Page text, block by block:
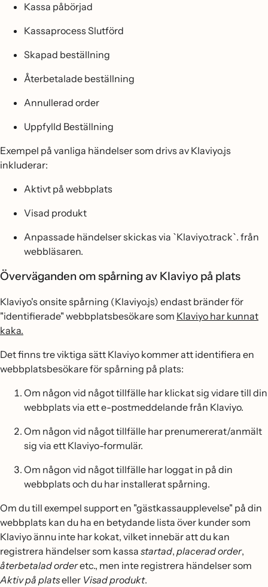
Kassa påbörjad
Kassaprocess Slutförd
Skapad beställning
Återbetalade beställning
Annullerad order
Uppfylld Beställning
Exempel på vanliga händelser som drivs av Klaviyo.js
inkluderar:
Aktivt på webbplats
Visad produkt
Anpassade händelser skickas via `Klaviyo.track`. från
webbläsaren.
Överväganden om spårning av Klaviyo på plats
Klaviyo's onsite spårning (Klaviyo.js) endast bränder för
"identifierade" webbplatsbesökare som Klaviyo har kunnat
kaka.
Det finns tre viktiga sätt Klaviyo kommer att identifiera en
webbplatsbesökare för spårning på plats:
Om någon vid något tillfälle har klickat sig vidare till din
webbplats via ett e-postmeddelande från Klaviyo.
Om någon vid något tillfälle har prenumererat/anmält
sig via ett Klaviyo-formulär.
Om någon vid något tillfälle har loggat in på din
webbplats och du har installerat spårning.
Om du till exempel support en "gästkassaupplevelse" på din
webbplats kan du ha en betydande lista över kunder som
Klaviyo ännu inte har kokat, vilket innebär att du kan
registrera händelser som kassa startad, placerad order,
återbetalad orderetc., men inte registrera händelser som
Aktiv på platseller Visad produkt.